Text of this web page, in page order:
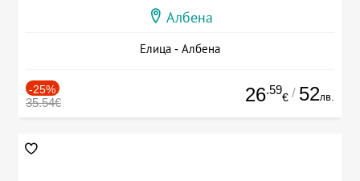
Албена
Елица - Албена
-25%
35.54€ 26.59
€ / 52лв.